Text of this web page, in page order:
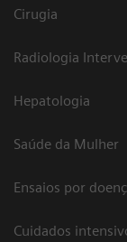
Cirugia
Radiologia
Hepatologia
Saúde da Mulher
Ensaios por
Cuidados